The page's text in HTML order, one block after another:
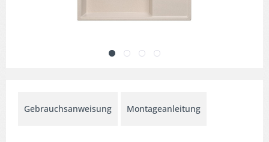
Gebrauchsanweisung Montageanleitung